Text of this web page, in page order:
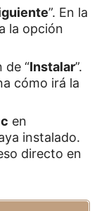
”. En la
la opción
de “Instalar”.
cómo irá la
en
instalado.
directo en